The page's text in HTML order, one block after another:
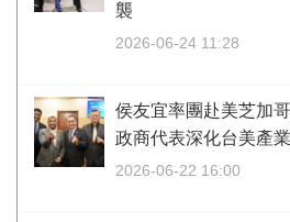
襲
2026-06-24 11:28
侯友宜率團赴美芝加
政商代表深化台美產
2026-06-22 16:00